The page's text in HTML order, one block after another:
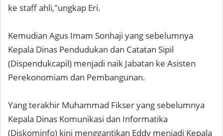
ke staff ahli,"ungkap Eri.
Kemudian Agus Imam Sonhaji yang sebelumnya
Kepala Dinas Pendudukan dan Catatan Sipil
(Dispendukcapil) menjadi naik Jabatan ke Asisten
Perekonomiam dan Pembangunan.
Yang terakhir Muhammad Fikser yang sebelumnya
Kepala Dinas Komunikasi dan Informatika
(Diskominfo) kini menggantikan Eddy menjadi Kepala